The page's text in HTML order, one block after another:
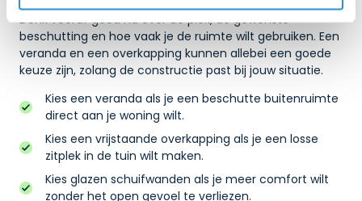
Denk vooraf goed na over de plek, de gewenste
beschutting en hoe vaak je de ruimte wilt gebruiken. Een
veranda en een overkapping kunnen allebei een goede
keuze zijn, zolang de constructie past bij jouw situatie.
Kies een veranda als je een beschutte buitenruimte
direct aan je woning wilt.
Kies een vrijstaande overkapping als je een losse
zitplek in de tuin wilt maken.
Kies glazen schuifwanden als je meer comfort wilt
zonder het open gevoel te verliezen.